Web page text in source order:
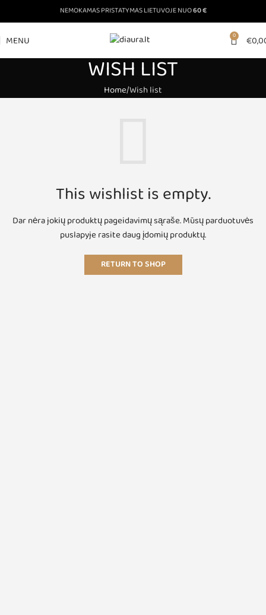
NEMOKAMAS PRISTATYMAS LIETUVOJE NUO60 €
MENU 0 €
WISH LIST
Home Wish list
This wishlist is empty.
Dar nėra jokių produktų pageidavimų sąraše.Mūsų parduotuvės
puslapyje rasite daug įdomių produktų.
RETURN TO SHOP